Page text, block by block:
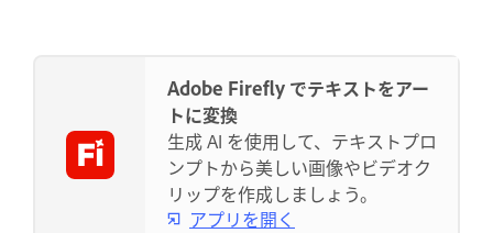
Adobe Firefly でテキストをアー
トに変換
生成 AI を使用して、テキストプロ
ンプトから美しい画像やビデオク
リップを作成しましょう。
アプリを開く